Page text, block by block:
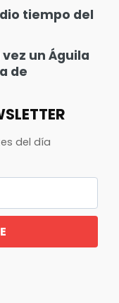
tiempo del
un Águila
de
del día